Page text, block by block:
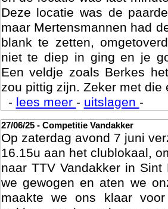
en de locatie was last
Deze locatie was de
maar Mertensmannen had
blank te zetten,
niet te diep in ging en je
Een veldje zoals Berkes
zou pittig zijn. Zeker met
-lees meer-uitslagen-
27/06/25 - Competitie Vandakker
Op zaterdag avond 7 juni
16.15u aan het clublokaal,
naar TTV Vandakker in
we gewogen en aten we